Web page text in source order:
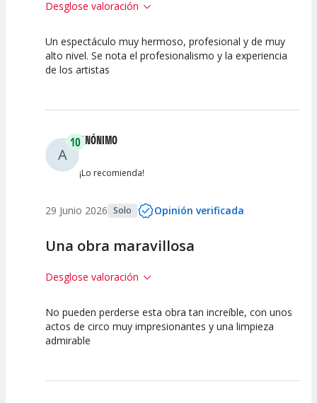
Desglose valoración
10
Calidad del
10 10
Un espectáculo muy hermoso, profesional y de muy
alto nivel. Se nota el profesionalismo y la experiencia
de los artistas
A
10ANÓNIMO
¡Lo recomienda!
29 Junio 2026 Solo Opinión verificada
Una obra maravillosa
Desglose valoración
10
Calidad del
10 10
No pueden perderse esta obra tan increíble, con unos
actos de circo muy impresionantes y una limpieza
admirable